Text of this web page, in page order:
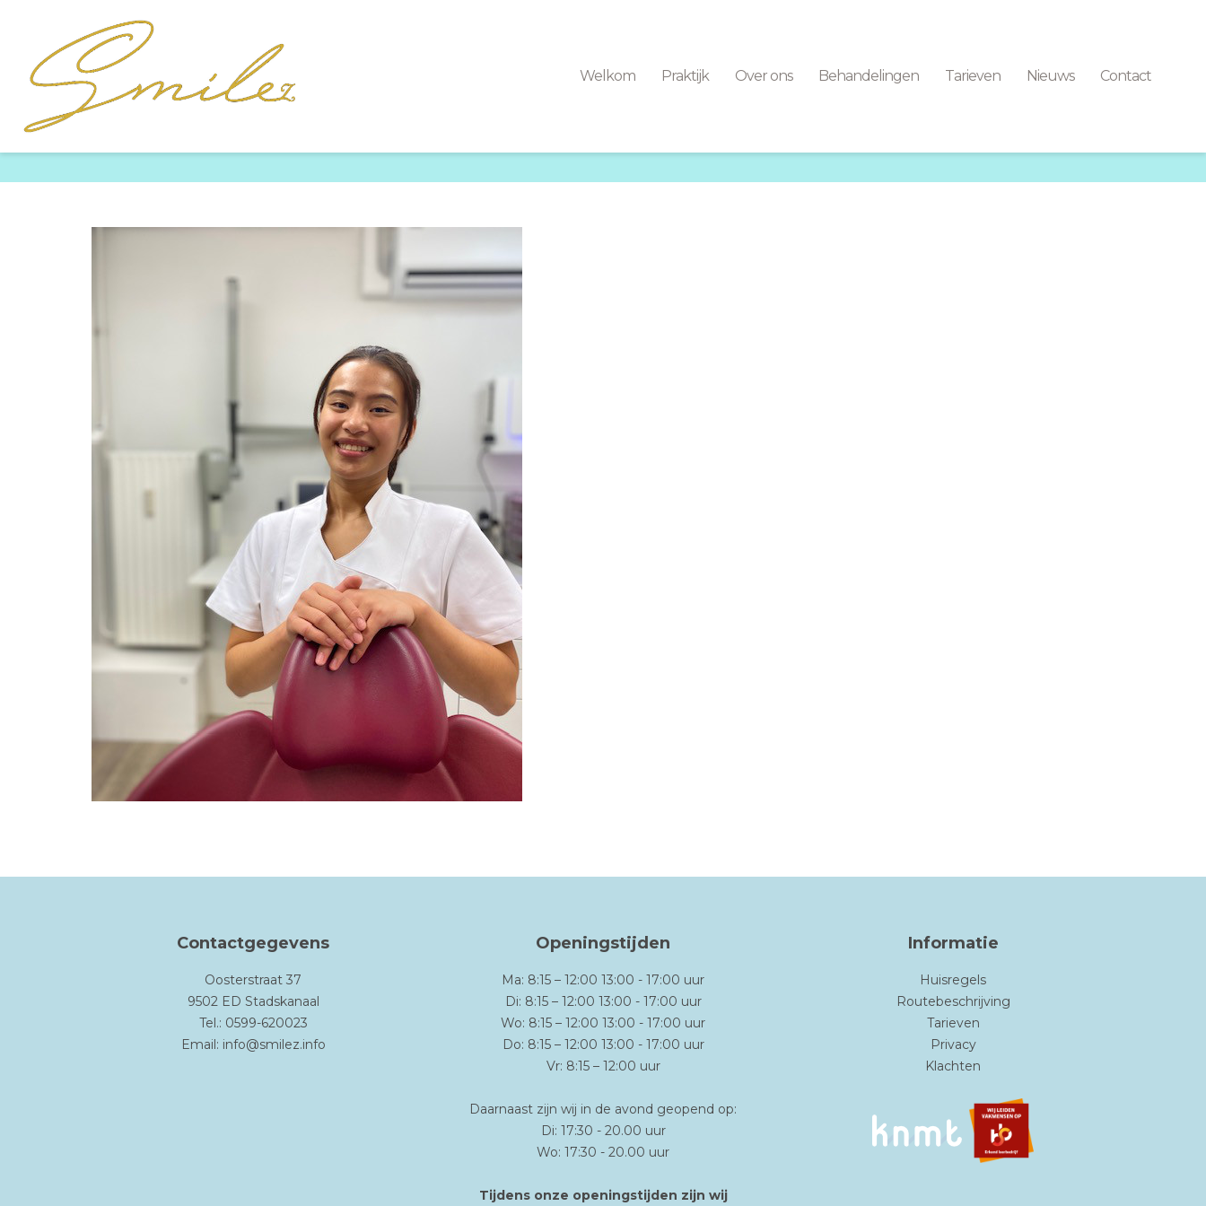
Welkom Praktijk Over ons Behandelingen Tarieven Nieuws Contact
Contactgegevens
Oosterstraat 37
9502 ED Stadskanaal
Tel.: 0599-620023
Email: info@smilez.info
Openingstijden
Ma: 8:15 – 12:00 13:00 - 17:00 uur
Di: 8:15 – 12:00 13:00 - 17:00 uur
Wo: 8:15 – 12:00 13:00 - 17:00 uur
Do: 8:15 – 12:00 13:00 - 17:00 uur
Vr: 8:15 – 12:00 uur
Daarnaast zijn wij in de avond geopend op:
Di: 17:30 - 20.00 uur
Wo: 17:30 - 20.00 uur
Tijdens onze openingstijden zijn wij
Informatie
Huisregels
Routebeschrijving
Tarieven
Privacy
Klachten